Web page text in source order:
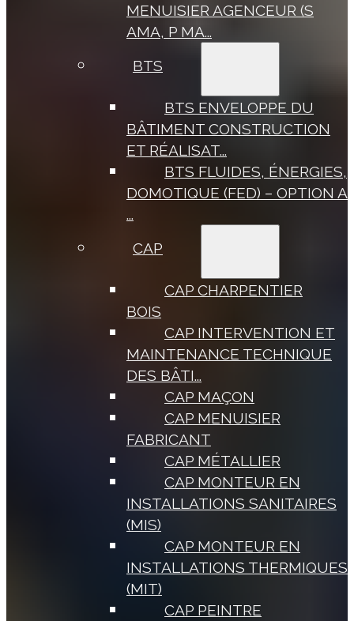
MENUISIER AGENCEUR (S
AMA, P MA...
BTS
BTS ENVELOPPE DU
BÂTIMENT CONSTRUCTION
ET RÉALISAT...
BTS FLUIDES, ÉNERGIES,
DOMOTIQUE (FED) – OPTION A
...
CAP
CAP CHARPENTIER
BOIS
CAP INTERVENTION ET
MAINTENANCE TECHNIQUE
DES BÂTI...
CAP MAÇON
CAP MENUISIER
FABRICANT
CAP MÉTALLIER
CAP MONTEUR EN
INSTALLATIONS SANITAIRES
(MIS)
CAP MONTEUR EN
INSTALLATIONS THERMIQUES
(MIT)
CAP PEINTRE